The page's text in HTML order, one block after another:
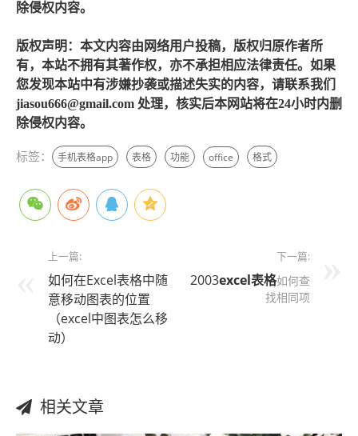
除侵权内容。
版权声明：本文内容由网络用户投稿，版权归原作者所
有，本站不拥有其著作权，亦不承担相应法律责任。如果
您发现本站中有涉嫌抄袭或描述失实的内容，请联系我们
jiasou666@gmail.com 处理，核实后本网站将在24小时内删
除侵权内容。
标签： 手机表格app 表格 功能 office 格式
上一篇:
如何在Excel表格中随
意移动图表的位置
（excel中图表怎么移
动）
下一篇:
2003excel表格如何查
找相同项
相关文章